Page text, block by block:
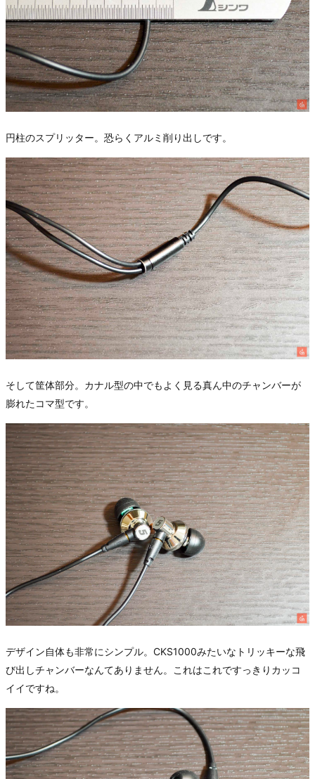
円柱のスプリッター。恐らくアルミ削り出しです。
そして筐体部分。カナル型の中でもよく見る真ん中のチャンバーが
膨れたコマ型です。
デザイン自体も非常にシンプル。CKS1000みたいなトリッキーな飛
び出しチャンバーなんてありません。これはこれですっきりカッコ
イイですね。